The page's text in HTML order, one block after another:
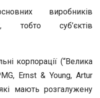
виробників
тобто суб’єктів
корпорації (“Велика
Ernst & Young, Artur
мають розгалужену